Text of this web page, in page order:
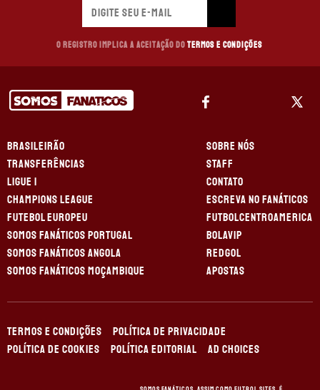
O registro implica a aceitação do Termos e Condições
BRASILEIRÃO
TRANSFERÊNCIAS
LIGUE 1
CHAMPIONS LEAGUE
FUTEBOL EUROPEU
SOMOS FANÁTICOS PORTUGAL
SOMOS FANÁTICOS ANGOLA
SOMOS FANÁTICOS MOÇAMBIQUE
SOBRE NÓS
STAFF
CONTATO
ESCREVA NO FANÁTICOS
FUTBOLCENTROAMERICA
BOLAVIP
REDGOL
APOSTAS
TERMOS E CONDIÇÕES
POLÍTICA DE PRIVACIDADE
POLÍTICA DE COOKIES
POLÍTICA EDITORIAL AD CHOICES